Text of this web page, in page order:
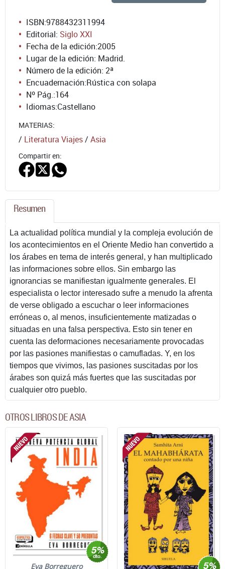
ISBN:9788432311994
Editorial: Siglo XXI
Fecha de la edición:2005
Lugar de la edición: Madrid.
Número de la edición: 2ª
Encuadernación:Rústica con solapa
Nº Pág.:164
Idiomas:Castellano
MATERIAS:
/ Literatura Viajes/ Asia
Compartir en:
Resumen
La actualidad política mundial y la compleja evolución de
los acontecimientos en el Oriente Medio han convertido a
los árabes en tema de interés general, y han multiplicado
las informaciones sobre ellos. Sin embargo las
ignorancias se manifiestan igualmente generales. El
especialista o lector interesado sufre a menudo la afrenta
de verse obligado a escuchar o leer informaciones
erróneas o, al menos, insuficientemente matizadas o
situadas en una falsa perspectiva. Esto sin tener en
cuenta las deformaciones necesariamente provocadas
por las pasiones manifiestas o camufladas. Y, en los
tiempos que vivimos, las pasiones suscitadas por los
árabes son quizá más fuertes que las suscitadas por
cualquier otro pueblo.
OTROS LIBROS DE ASIA
Eva Borreguero